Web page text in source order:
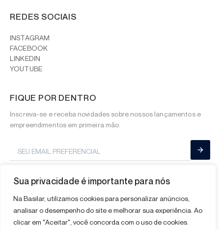
Sua privacidade é importante para nós
Na Basilar, utilizamos cookies para personalizar anúncios,
analisar o desempenho do site e melhorar sua experiência. Ao
clicar em "Aceitar", você concorda com o uso de cookies.
REDES SOCIAIS
INSTAGRAM
FACEBOOK
LINKEDIN
YOUTUBE
FIQUE POR DENTRO
Inscreva-se e receba novidades sobre nossos lançamentos e
empreendimentos em primeira mão.
© Basilar Empreendimentos Imobiliários 2026